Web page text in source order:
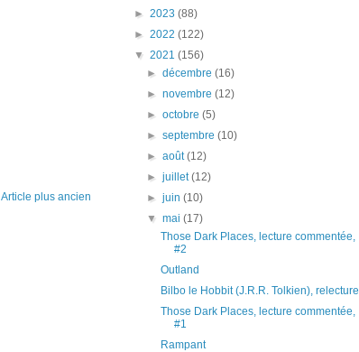
Article plus ancien
► 2023 (88)
► 2022 (122)
▼ 2021 (156)
►décembre(16)
►novembre(12)
►octobre(5)
►septembre(10)
►août(12)
►juillet(12)
►juin(10)
▼mai(17)
Those Dark Places, lecture commentée,
#2
Outland
Bilbo le Hobbit (J.R.R. Tolkien), relecture
Those Dark Places, lecture commentée,
#1
Rampant